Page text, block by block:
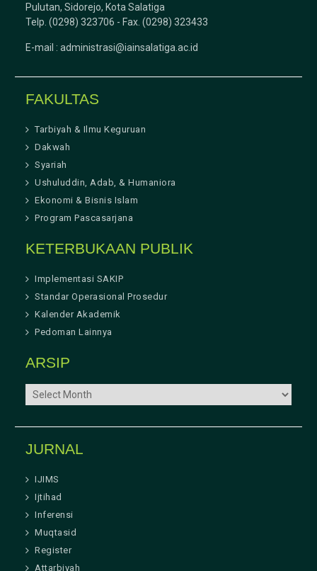
Pulutan, Sidorejo, Kota Salatiga
Telp. (0298) 323706 - Fax. (0298) 323433
E-mail :administrasi@iainsalatiga.ac.id
FAKULTAS
Tarbiyah & Ilmu Keguruan
Dakwah
Syariah
Ushuluddin, Adab, & Humaniora
Ekonomi & Bisnis Islam
Program Pascasarjana
KETERBUKAAN PUBLIK
Implementasi SAKIP
Standar Operasional Prosedur
Kalender Akademik
Pedoman Lainnya
ARSIP
ARSIP
JURNAL
IJIMS
Ijtihad
Inferensi
Muqtasid
Register
Attarbiyah